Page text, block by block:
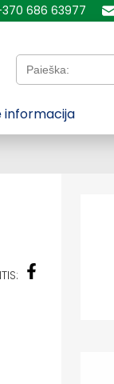
686 63977
Paieška:
informacija